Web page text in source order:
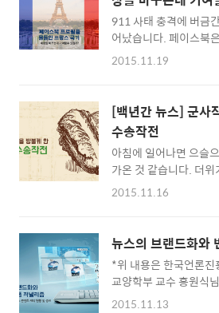
911 사태 충격에 버금
어났습니다. 페이스북
용자가 본인 사진을 프
타임라인 역시도 친구
선으로 넘쳐 흘렀습니
다 온라인은 ‘공유’와 ‘
연 이런 행위가 결과적
수 있는지에 대해 비판
습니다. 우리는 ‘좋아요
성한 사람들 역시도 안
태 더 좋은 세상을 만
고 하는 마음으..
2015.11.19
[백년간 뉴스] 군사
수송작전
아침에 일어나면 으슬
가온 것 같습니다. 더
된 것 같은데 말이죠. 요
에 한아름 절여놓은 배
겨울이구나.' 했던 기
그 '김장 김치'에 대한
밥상에 김치가 없으면
지금이야 냉장고가 일
2015.11.16
뉴스의 브랜드화와
*위 내용은 한국언론
교양학부 교수 홍원식
다. 영화 ‘백투더퓨처’
2015.11.13